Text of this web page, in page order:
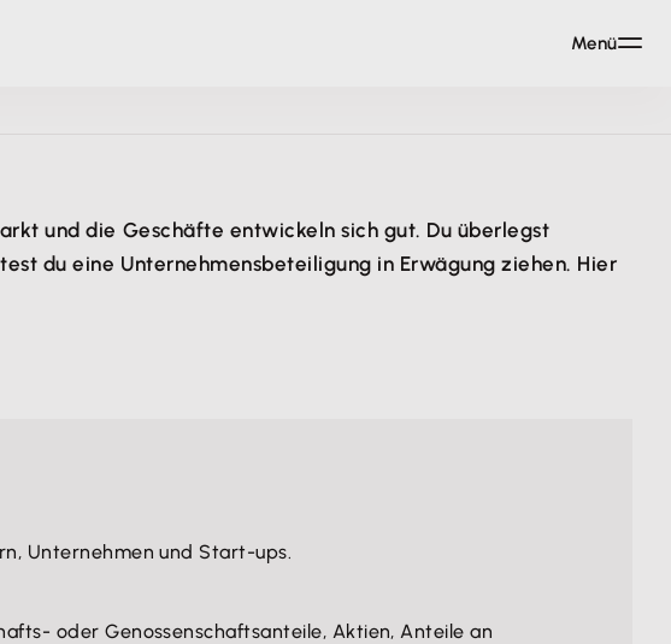
und die Geschäfte entwickeln sich gut. Du überlegst
du eine Unternehmensbeteiligung in Erwägung ziehen. Hier
Unternehmen und Start-ups.
oder Genossenschaftsanteile, Aktien, Anteile an
Menü